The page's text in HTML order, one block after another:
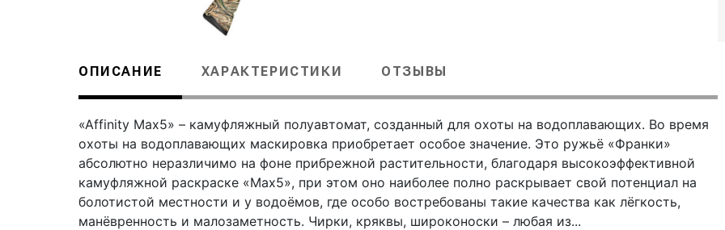
ОПИСАНИЕ ХАРАКТЕРИСТИКИ ОТЗЫВЫ
«Affinity Max5» – камуфляжный полуавтомат, созданный для охоты на водоплавающих. Во время
охоты на водоплавающих маскировка приобретает особое значение. Это ружьё «Франки»
абсолютно неразличимо на фоне прибрежной растительности, благодаря высокоэффективной
камуфляжной раскраске «Max5», при этом оно наиболее полно раскрывает свой потенциал на
болотистой местности и у водоёмов, где особо востребованы такие качества как лёгкость,
манёвренность и малозаметность. Чирки, кряквы, широконоски – любая из...